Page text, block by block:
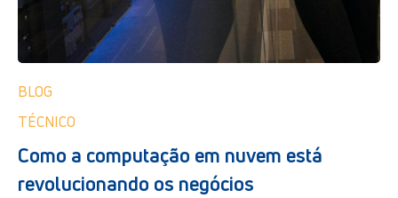
BLOG
TÉCNICO
Como a computação em nuvem está
revolucionando os negócios